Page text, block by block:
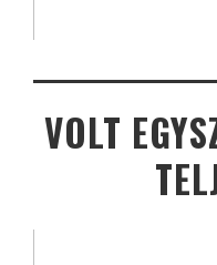
VOLT